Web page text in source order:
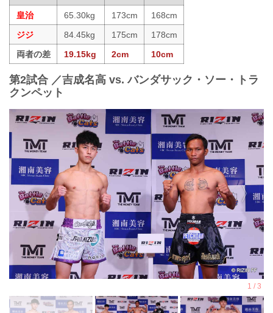
皇治
65.30kg 173cm
168cm
ジジ
84.45kg 175cm
178cm
両者の差
19.15kg 2cm 10cm
第2試合 ／吉成名高 vs. バンダサック・ソー・トラ
クンペット